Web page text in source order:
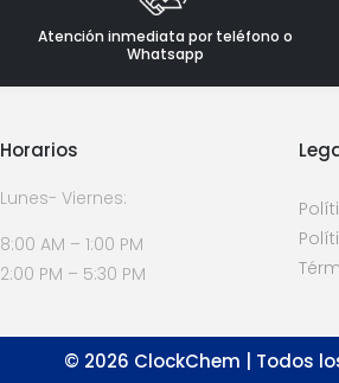
Atención inmediata por teléfono o
Whatsapp
Horarios
Lunes- Viernes:
8:00 AM – 1:00 PM
2:00 PM – 5:30 PM
© 2026 ClockChem | Todos